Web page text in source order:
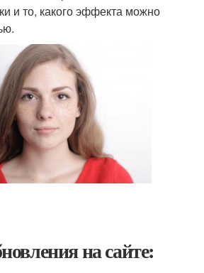
и то, какого эффекта можно
на сайте: